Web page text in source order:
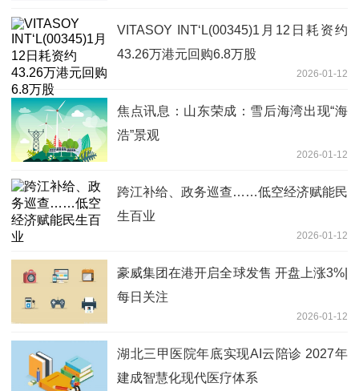
VITASOY INT‘L(00345)1月12日耗资约
43.26万港元回购6.8万股
2026-01-12
焦点讯息：山东荣成：雪后海湾出现“海
浩”景观
2026-01-12
跨江补给、政务巡查……低空经济赋能民
生百业
2026-01-12
豪威集团在港开启全球发售 开盘上涨3%|
每日关注
2026-01-12
湖北三甲医院年底实现AI云陪诊 2027年
建成智慧化现代医疗体系